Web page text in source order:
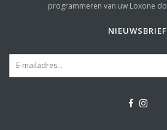
programmeren van uw Loxone
NIEUWSBRIEF